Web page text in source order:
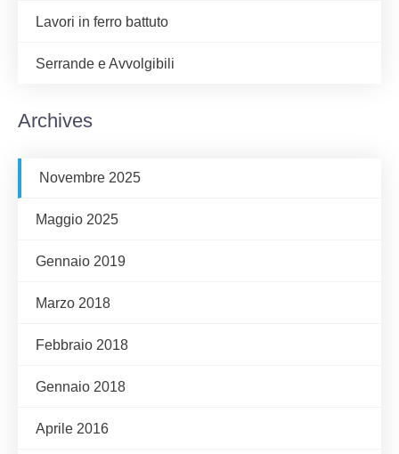
Lavori in ferro battuto
Serrande e Avvolgibili
Archives
Novembre 2025
Maggio 2025
Gennaio 2019
Marzo 2018
Febbraio 2018
Gennaio 2018
Aprile 2016